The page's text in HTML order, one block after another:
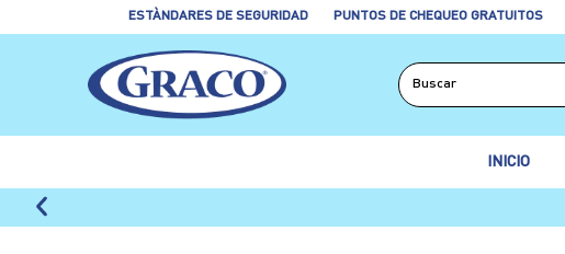
ESTÀNDARES DE SEGURIDAD PUNTOS DE CHEQUEO GRATUITOS
INICIO